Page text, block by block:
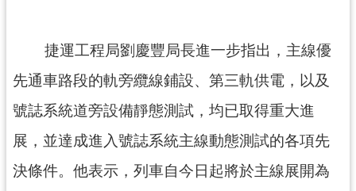
平
臺
政
府
資
捷運工程局劉慶豐局長進一步指出，主線優
先通車路段的軌旁纜線鋪設、第三軌供電，以及
號誌系統道旁設備靜態測試，均已取得重大進
展，並達成進入號誌系統主線動態測試的各項先
決條件。他表示，列車自今日起將於主線展開為